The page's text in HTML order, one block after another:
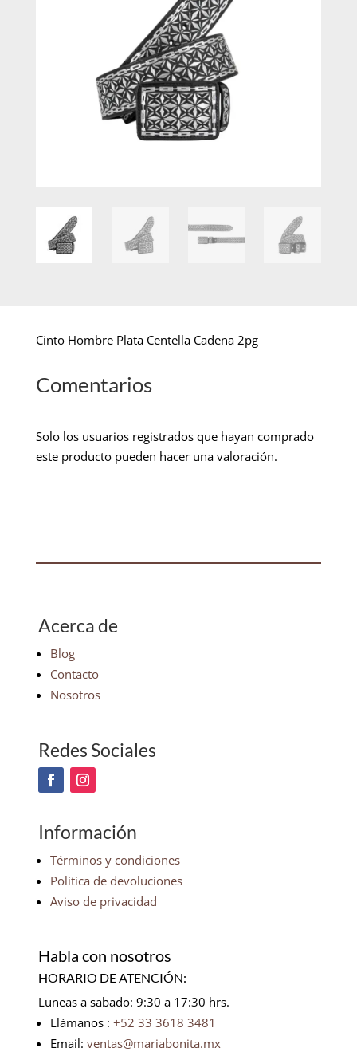
Cinto Hombre Plata Centella Cadena 2pg
Comentarios
Solo los usuarios registrados que hayan comprado
este producto pueden hacer una valoración.
Acerca de
Blog
Contacto
Nosotros
Redes Sociales
Información
Términos y condiciones
Política de devoluciones
Aviso de privacidad
Habla con nosotros
HORARIO DE ATENCIÓN:
Luneas a sabado: 9:30 a 17:30 hrs.
Llámanos : +52 33 3618 3481
Email: ventas@mariabonita.mx